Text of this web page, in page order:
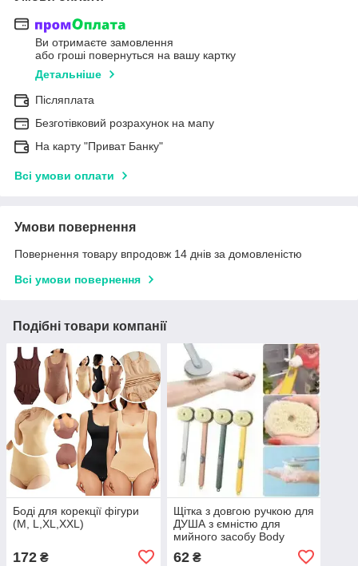
Ви отримаєте замовлення
або гроші повернуться на вашу картку
Детальніше
Післяплата
Безготівковий розрахунок на мапу
На карту "Приват Банку"
Всі умови оплати
Умови повернення
Повернення товару впродовж 14 днів за домовленістю
Всі умови повернення
Подібні товари компанії
Боді для корекції фігури
(M, L,XL,XXL)
172 ₴
Щітка з довгою ручкою для
ДУША з ємністю для
мийного засобу Body
62₴